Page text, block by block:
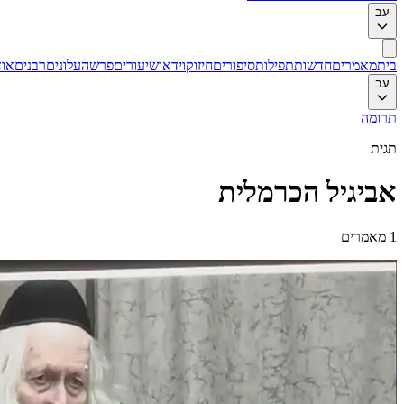
עב
ביתמאמריםחדשותתפילותסיפוריםחיזוקוידאושיעוריםפרשהעלוניםרבנים
עב
תרומה
תגית
אביגיל הכרמלית
1 מאמרים